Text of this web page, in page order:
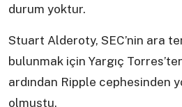
durum yoktur.
Stuart Alderoty, SEC’nin ara
bulunmak için Yargıç
ardından Ripple cephesinden
olmuştu.